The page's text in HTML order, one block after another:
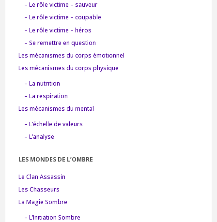
– Le rôle victime – sauveur
– Le rôle victime – coupable
– Le rôle victime – héros
– Se remettre en question
Les mécanismes du corps émotionnel
Les mécanismes du corps physique
– La nutrition
– La respiration
Les mécanismes du mental
– L’échelle de valeurs
– L’analyse
LES MONDES DE L’OMBRE
Le Clan Assassin
Les Chasseurs
La Magie Sombre
– L’Initiation Sombre